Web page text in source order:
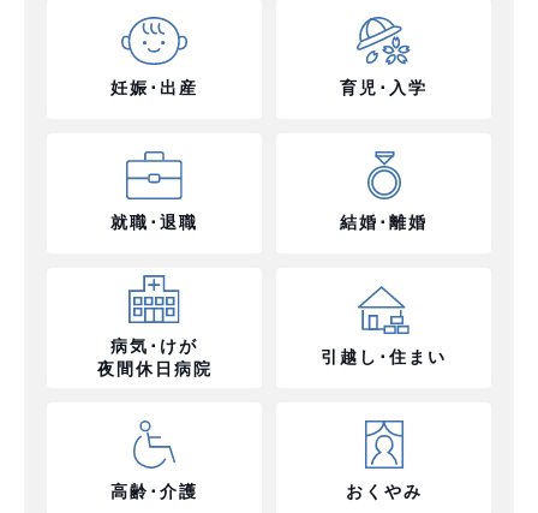
妊娠･出産 育児･入学
就職･退職 結婚･離婚
病気･けが
夜間休日病院
引越し･住まい
高齢･介護 おくやみ